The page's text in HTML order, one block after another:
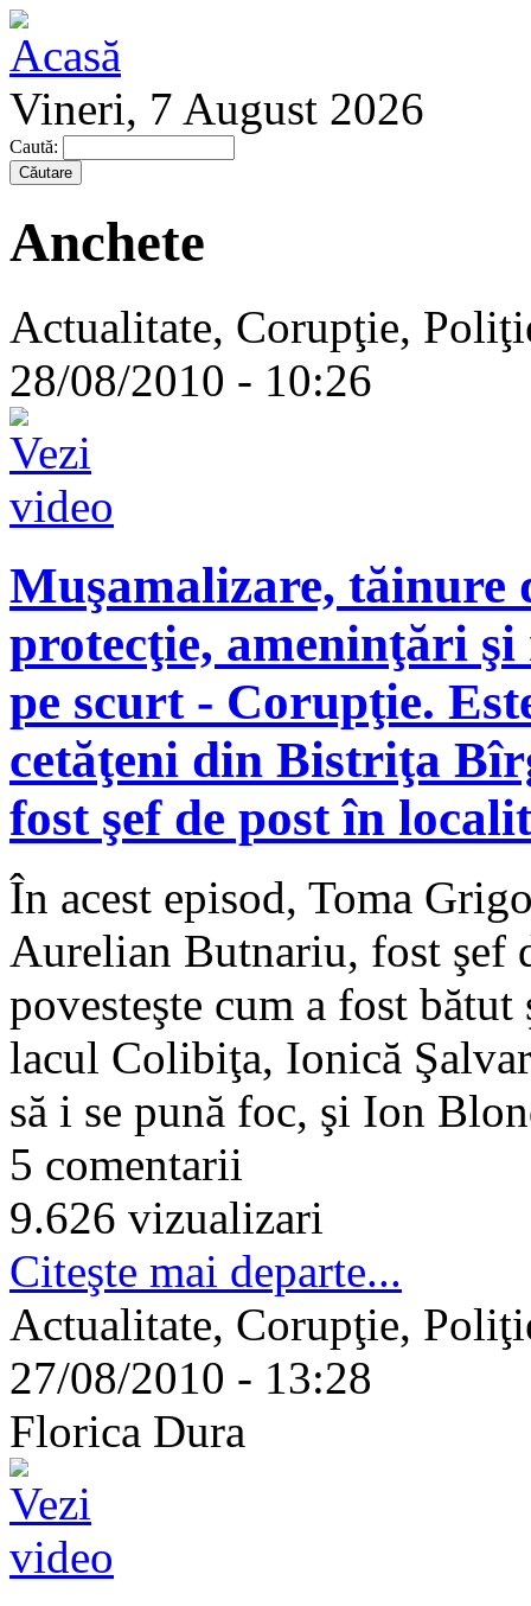
Vineri, 7 August 2026
Caută:
Anchete
Actualitate, Corupţie,
28/08/2010 - 10:26
Muşamalizare, tăinure
protecţie, ameninţări
pe scurt - Corupţie.
cetăţeni din Bistriţa
fost şef de post în
În acest episod, Toma
Aurelian Butnariu, fost şef
povesteşte cum a fost
lacul Colibiţa, Ionică
să i se pună foc, şi Ion
5 comentarii
9.626 vizualizari
Citeşte mai departe...
Actualitate, Corupţie,
27/08/2010 - 13:28
Florica Dura